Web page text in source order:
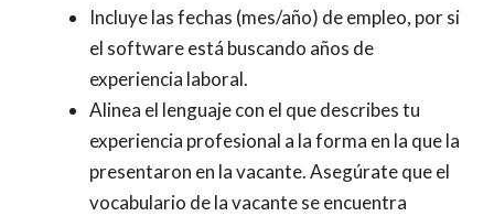
Incluye las fechas (mes/año) de empleo, por si
el software está buscando años de
experiencia laboral.
Alinea el lenguaje con el que describes tu
experiencia profesional a la forma en la que la
presentaron en la vacante. Asegúrate que el
vocabulario de la vacante se encuentra